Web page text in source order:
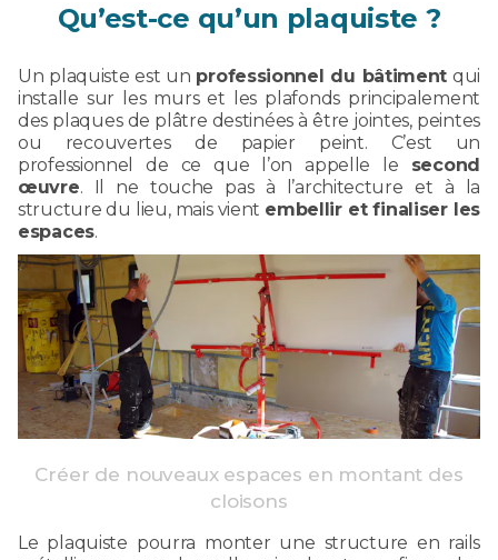
Qu’est-ce qu’un plaquiste ?
Un plaquiste est un professionnel du bâtiment qui
installe sur les murs et les plafonds principalement
des plaques de plâtre destinées à être jointes, peintes
ou recouvertes de papier peint. C’est un
professionnel de ce que l’on appelle le second
œuvre. Il ne touche pas à l’architecture et à la
structure du lieu, mais vient embellir et finaliser les
espaces.
Créer de nouveaux espaces en montant des
cloisons
Le plaquiste pourra monter une structure en rails